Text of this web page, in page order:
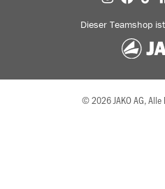
Dieser Teamshop
© 2026 JAKO AG, Alle